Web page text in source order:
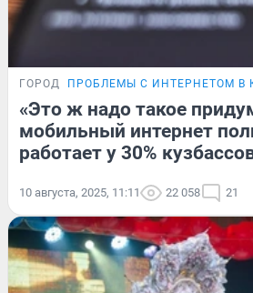
ГОРОД ПРОБЛЕМЫ С ИНТЕРНЕТОМ В
«Это ж надо такое
мобильный интернет
работает у 30%
10 августа, 2025, 11:11 22 058 21